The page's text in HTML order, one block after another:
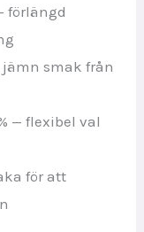
förlängd
jämn smak från
— flexibel val
för att